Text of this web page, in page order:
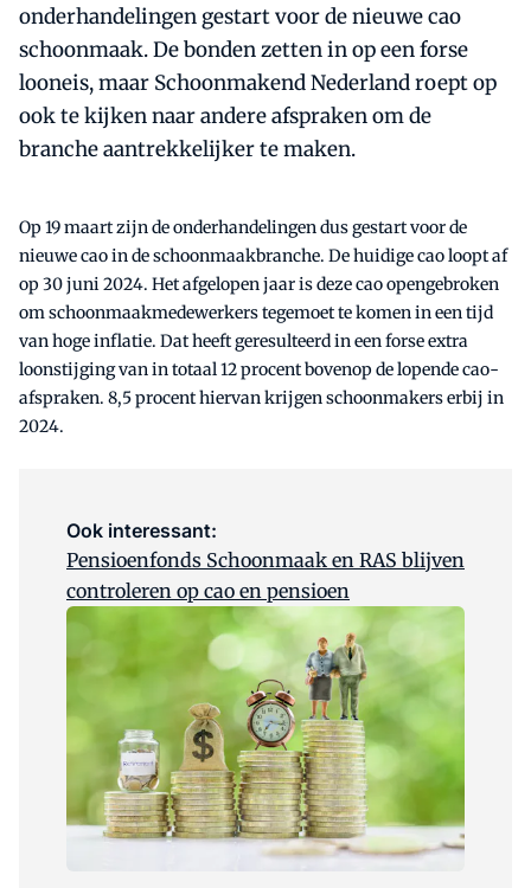
onderhandelingen gestart voor de nieuwe cao
schoonmaak. De bonden zetten in op een forse
looneis, maar Schoonmakend Nederland roept op
ook te kijken naar andere afspraken om de
branche aantrekkelijker te maken.
Op 19 maart zijn de onderhandelingen dus gestart voor de
nieuwe cao in de schoonmaakbranche. De huidige cao loopt af
op 30 juni 2024. Het afgelopen jaar is deze cao opengebroken
om schoonmaakmedewerkers tegemoet te komen in een tijd
van hoge inflatie. Dat heeft geresulteerd in een forse extra
loonstijging van in totaal 12 procent bovenop de lopende cao-
afspraken. 8,5 procent hiervan krijgen schoonmakers erbij in
2024.
Ook interessant:
Pensioenfonds Schoonmaak en RAS blijven
controleren op cao en pensioen